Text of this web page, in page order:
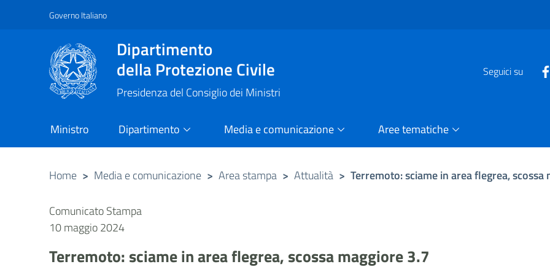
Vai al contenuto principale
Raggiungi il piè di pagina
Governo Italiano
Dipartimento
della Protezione Civile
Presidenza del Consiglio dei Ministri
Seguici su
Ministro Dipartimento Media e comunicazione Aree tematiche
Home > Media e comunicazione > Area stampa > Attualità > Terremoto: sciame in area flegrea, scossa
Comunicato Stampa
10 maggio 2024
Terremoto: sciame in area flegrea, scossa maggiore 3.7